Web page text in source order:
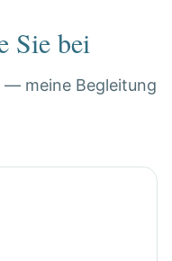
Sie bei
meine Begleitung